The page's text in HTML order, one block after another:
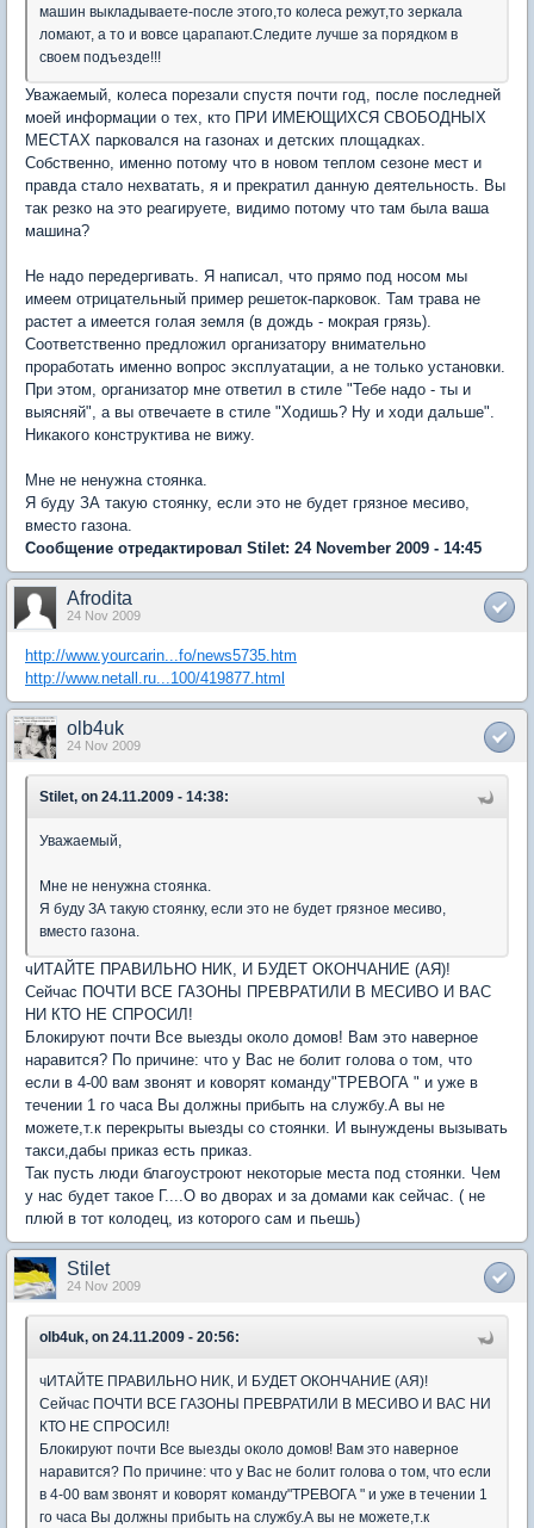
машин выкладываете-после этого,то колеса режут,то зеркала
ломают, а то и вовсе царапают.Следите лучше за порядком в
своем подъезде!!!
Уважаемый, колеса порезали спустя почти год, после последней
моей информации о тех, кто ПРИ ИМЕЮЩИХСЯ СВОБОДНЫХ
МЕСТАХ парковался на газонах и детских площадках.
Собственно, именно потому что в новом теплом сезоне мест и
правда стало нехватать, я и прекратил данную деятельность. Вы
так резко на это реагируете, видимо потому что там была ваша
машина?
Не надо передергивать. Я написал, что прямо под носом мы
имеем отрицательный пример решеток-парковок. Там трава не
растет а имеется голая земля (в дождь - мокрая грязь).
Соответственно предложил организатору внимательно
проработать именно вопрос эксплуатации, а не только установки.
При этом, организатор мне ответил в стиле "Тебе надо - ты и
выясняй", а вы отвечаете в стиле "Ходишь? Ну и ходи дальше".
Никакого конструктива не вижу.
Мне не ненужна стоянка.
Я буду ЗА такую стоянку, если это не будет грязное месиво,
вместо газона.
Сообщение отредактировал Stilet: 24 November 2009 - 14:45
Afrodita
24 Nov 2009
http://www.yourcarin...fo/news5735.htm
http://www.netall.ru...100/419877.html
olb4uk
24 Nov 2009
Stilet, on 24.11.2009 - 14:38:
Уважаемый,
Мне не ненужна стоянка.
Я буду ЗА такую стоянку, если это не будет грязное месиво,
вместо газона.
чИТАЙТЕ ПРАВИЛЬНО НИК, И БУДЕТ ОКОНЧАНИЕ (АЯ)!
Сейчас ПОЧТИ ВСЕ ГАЗОНЫ ПРЕВРАТИЛИ В МЕСИВО И ВАС
НИ КТО НЕ СПРОСИЛ!
Блокируют почти Все выезды около домов! Вам это наверное
наравится? По причине: что у Вас не болит голова о том, что
если в 4-00 вам звонят и коворят команду"ТРЕВОГА " и уже в
течении 1 го часа Вы должны прибыть на службу.А вы не
можете,т.к перекрыты выезды со стоянки. И вынуждены вызывать
такси,дабы приказ есть приказ.
Так пусть люди благоустроют некоторые места под стоянки. Чем
у нас будет такое Г....О во дворах и за домами как сейчас. ( не
плюй в тот колодец, из которого сам и пьешь)
Stilet
24 Nov 2009
olb4uk, on 24.11.2009 - 20:56:
чИТАЙТЕ ПРАВИЛЬНО НИК, И БУДЕТ ОКОНЧАНИЕ (АЯ)!
Сейчас ПОЧТИ ВСЕ ГАЗОНЫ ПРЕВРАТИЛИ В МЕСИВО И ВАС НИ
КТО НЕ СПРОСИЛ!
Блокируют почти Все выезды около домов! Вам это наверное
наравится? По причине: что у Вас не болит голова о том, что если
в 4-00 вам звонят и коворят команду"ТРЕВОГА " и уже в течении 1
го часа Вы должны прибыть на службу.А вы не можете,т.к